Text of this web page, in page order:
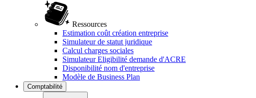
Ressources
Estimation coût création entreprise
Simulateur de statut juridique
Calcul charges sociales
Simulateur Eligibilité demande d'ACRE
Disponibilité nom d'entreprise
Modèle de Business Plan
Comptabilité